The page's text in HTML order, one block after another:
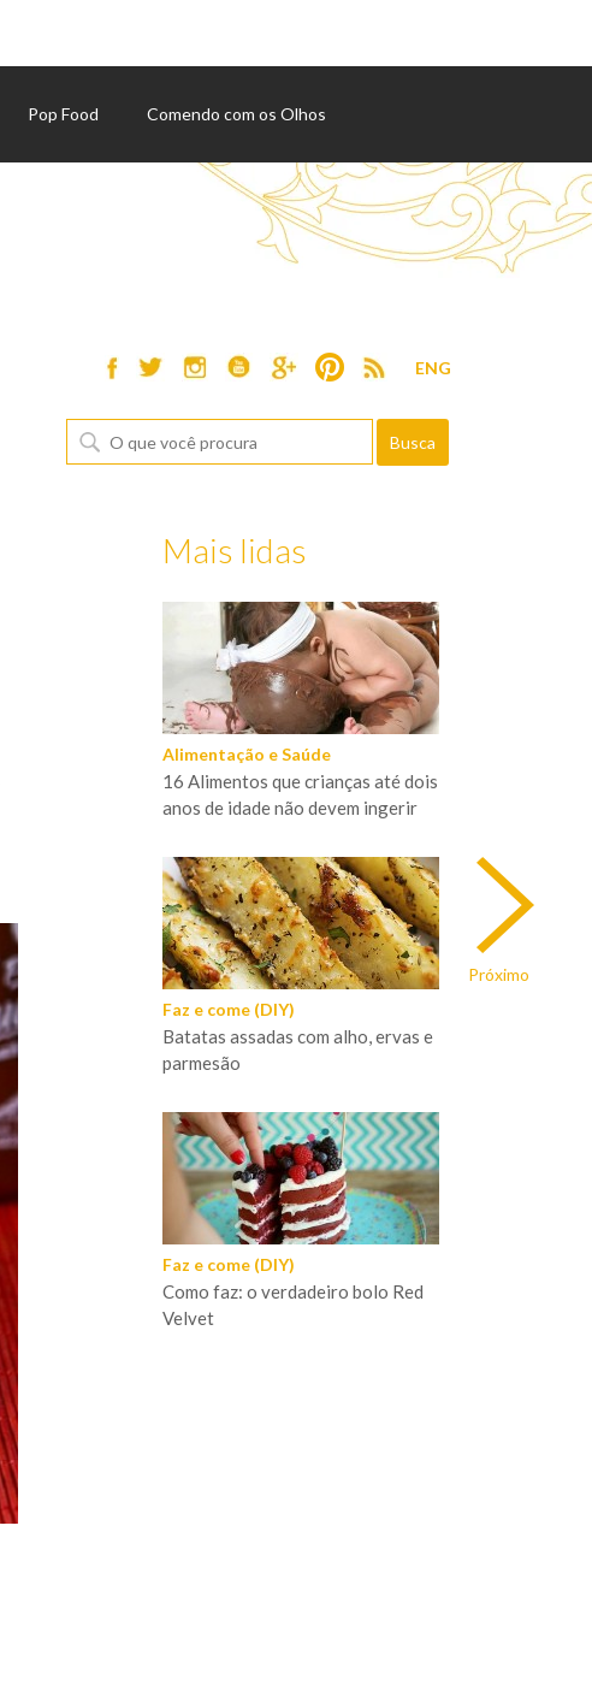
Pop Food Comendo com os Olhos
ENG
Próximo
Mais lidas
Alimentação e Saúde
16 Alimentos que crianças até dois
anos de idade não devem ingerir
Faz e come (DIY)
Batatas assadas com alho, ervas e
parmesão
Faz e come (DIY)
Como faz: o verdadeiro bolo Red
Velvet